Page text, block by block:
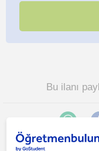
Bu ilanı